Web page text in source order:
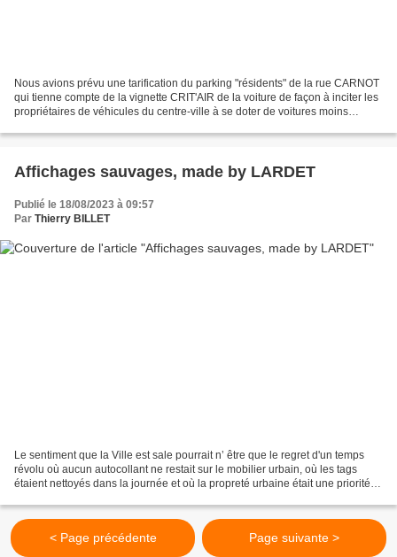
Nous avions prévu une tarification du parking "résidents" de la rue CARNOT
qui tienne compte de la vignette CRIT'AIR de la voiture de façon à inciter les
propriétaires de véhicules du centre-ville à se doter de voitures moins
Affichages sauvages, made by LARDET
Publié le 18/08/2023 à 09:57
Par Thierry BILLET
Le sentiment que la Ville est sale pourrait n’ être que le regret d'un temps
révolu où aucun autocollant ne restait sur le mobilier urbain, où les tags
étaient nettoyés dans la journée et où la propreté urbaine était une priorité
< Page précédente Page suivante >